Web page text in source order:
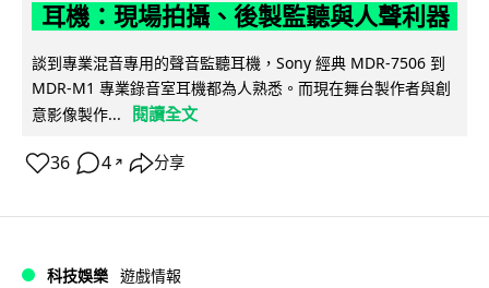
耳機：現場拍攝、後製監聽與人聲利器
談到專業混音專用的聲音監聽耳機，Sony 經典 MDR-7506 到
MDR-M1 專業錄音室耳機都為人熟悉。而現在舞台製作者與創
意影像製作...
閱讀全文
36 4 ↗ 分享
科技娛樂 遊戲情報